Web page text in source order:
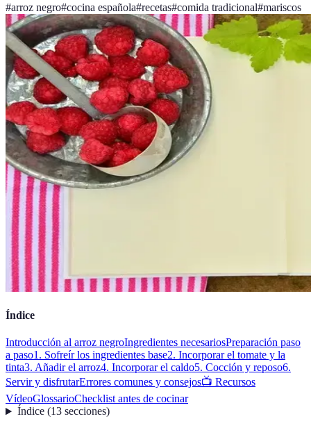
#arroz negro#cocina española#recetas#comida tradicional#mariscos
Índice
Introducción al arroz negroIngredientes necesariosPreparación paso
a paso1. Sofreír los ingredientes base2. Incorporar el tomate y la
tinta3. Añadir el arroz4. Incorporar el caldo5. Cocción y reposo6.
Servir y disfrutarErrores comunes y consejos📺 Recursos
VídeoGlossarioChecklist antes de cocinar
Índice(13 secciones)